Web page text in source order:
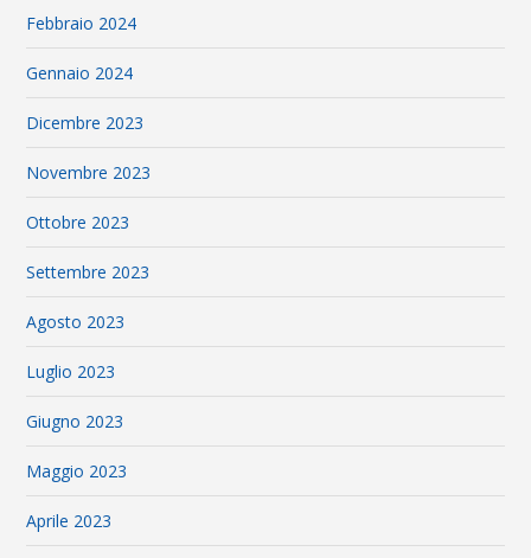
Febbraio 2024
Gennaio 2024
Dicembre 2023
Novembre 2023
Ottobre 2023
Settembre 2023
Agosto 2023
Luglio 2023
Giugno 2023
Maggio 2023
Aprile 2023